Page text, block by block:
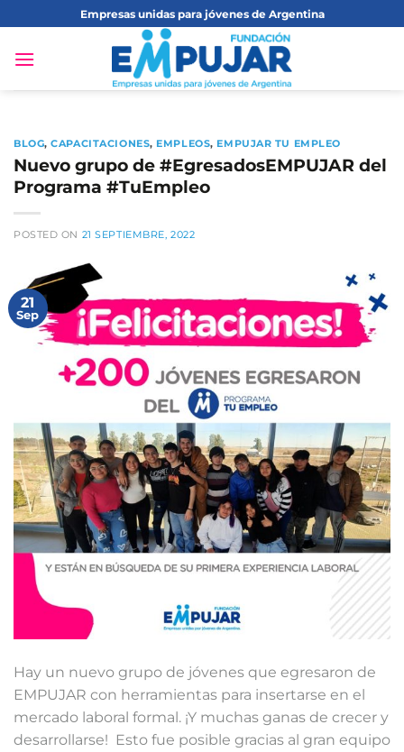
al
contenido
Empresas unidas para jóvenes de Argentina
BLOG,CAPACITACIONES, EMPLEOS, EMPUJAR TU EMPLEO
Nuevo grupo de #EgresadosEMPUJAR del
Programa #TuEmpleo
POSTED ON 21 SEPTIEMBRE, 2022
21
Sep
Hay un nuevo grupo de jóvenes que egresaron de
EMPUJAR con herramientas para insertarse en el
mercado laboral formal. ¡Y muchas ganas de crecer y
desarrollarse! ⁣⁣ Esto fue posible gracias al gran equipo